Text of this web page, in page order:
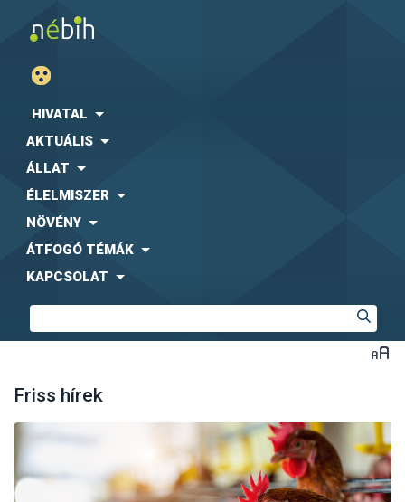
HIVATAL
AKTUÁLIS
ÁLLAT
ÉLELMISZER
NÖVÉNY
ÁTFOGÓ TÉMÁK
KAPCSOLAT
Friss hírek